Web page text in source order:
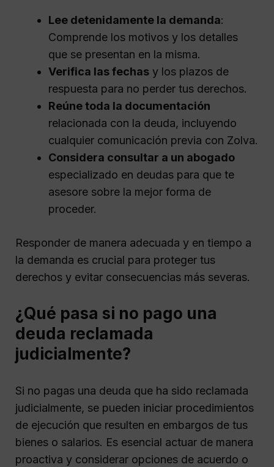
Lee detenidamente la demanda:
Comprende los motivos y los detalles
que se presentan en la misma.
Verifica las fechas y los plazos de
respuesta para no perder tus derechos.
Reúne toda la documentación
relacionada con la deuda, incluyendo
cualquier comunicación previa con Zolva.
Considera consultar a un abogado
especializado en deudas para que te
asesore sobre la mejor forma de
proceder.
Responder de manera adecuada y en tiempo a
la demanda es crucial para proteger tus
derechos y evitar consecuencias más severas.
¿Qué pasa si no pago una
deuda reclamada
judicialmente?
Si no pagas una deuda que ha sido reclamada
judicialmente, se pueden iniciar procedimientos
de ejecución que resulten en embargos de tus
bienes o salarios. Es esencial actuar de manera
proactiva y considerar opciones de acuerdo o